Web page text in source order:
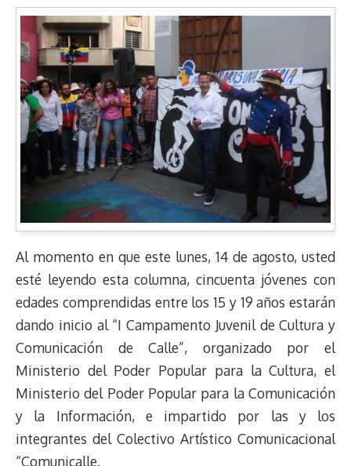
Al momento en que este lunes, 14 de agosto, usted
esté leyendo esta columna, cincuenta jóvenes con
edades comprendidas entre los 15 y 19 años estarán
dando inicio al “I Campamento Juvenil de Cultura y
Comunicación de Calle”, organizado por el
Ministerio del Poder Popular para la Cultura, el
Ministerio del Poder Popular para la Comunicación
y la Información, e impartido por las y los
integrantes del Colectivo Artístico Comunicacional
“Comunicalle.